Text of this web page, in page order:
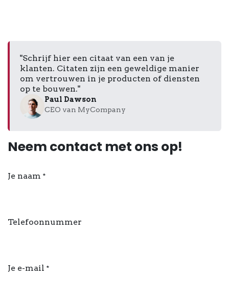
"Schrijf hier een citaat van een van je
klanten. Citaten zijn een geweldige manier
om vertrouwen in je producten of diensten
op te bouwen."
Paul Dawson
CEO van MyCompany
Neem contact met ons op!
Je naam *
Telefoonnummer
Je e-mail *